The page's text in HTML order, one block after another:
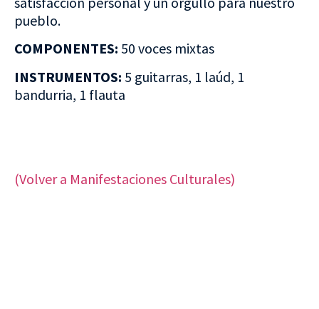
pueblo.
COMPONENTES: 50 voces mixtas
INSTRUMENTOS: 5 guitarras, 1 laúd, 1
bandurria, 1 flauta
(Volver a Manifestaciones Culturales)